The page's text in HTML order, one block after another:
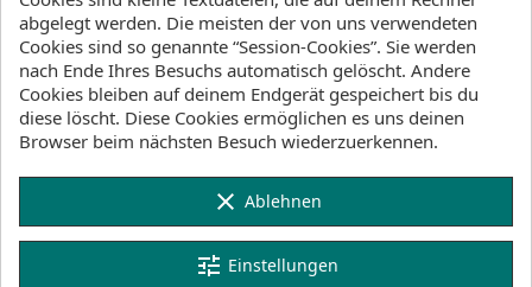
Lagerbestand
Ideal for a quick run to the beach, the lightweight,
stretchable Adapt Board Sock will keep the
scratches away and wax off the seats of your
vehicle. Its unique adaptable-nose design
accommodates classic surfboards as well as blunt-
abgelegt werden. Die meisten der von uns verwendeten
Cookies sind so genannte “Session-Cookies”. Sie werden
nach Ende Ihres Besuchs automatisch gelöscht. Andere
Cookies bleiben auf deinem Endgerät gespeichert bis du
diese löscht. Diese Cookies ermöglichen es uns deinen
Browser beim nächsten Besuch wiederzuerkennen.
clear Ablehnen
tune Einstellungen